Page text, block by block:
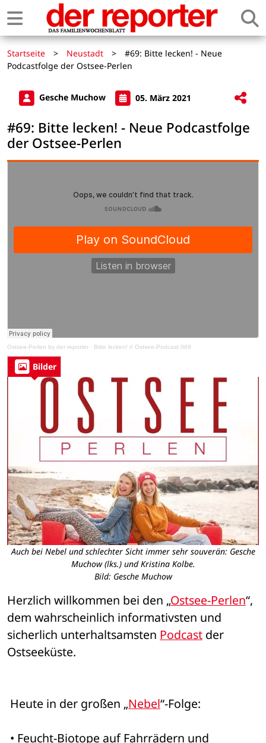
Startseite > Neustadt >
#69: Bitte lecken! - Neue
Podcastfolge der Ostsee-Perlen
Gesche Muchow 05. März 2021
#69: Bitte lecken! - Neue Podcastfolge
der Ostsee-Perlen
Ostsee-Perlen by der reporter · Bitte lecken! // Ostsee-Podcast 069
Bilder
Auch bei Nebel und schlechter Sicht immer sehr souverän: Gesche
Muchow (lks.) und Kristina Kolbe.
Bild: Gesche Muchow
Herzlich willkommen bei den „Ostsee-Perlen“,
dem wahrscheinlich informativsten und
sicherlich unterhaltsamsten Podcast der
Ostseeküste.
Heute in der großen „Nebel“-Folge: